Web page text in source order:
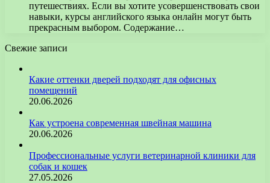
путешествиях. Если вы хотите усовершенствовать свои
навыки, курсы английского языка онлайн могут быть
прекрасным выбором. Содержание…
Свежие записи
Какие оттенки дверей подходят для офисных
помещений
20.06.2026
Как устроена современная швейная машина
20.06.2026
Профессиональные услуги ветеринарной клиники для
собак и кошек
27.05.2026